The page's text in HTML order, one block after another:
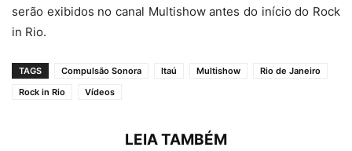
serão exibidos no canal Multishow antes do início do Rock
in Rio.
TAGS Compulsão Sonora Itaú Multishow
Rio de Janeiro
Rock in Rio
Vídeos
LEIA TAMBÉM